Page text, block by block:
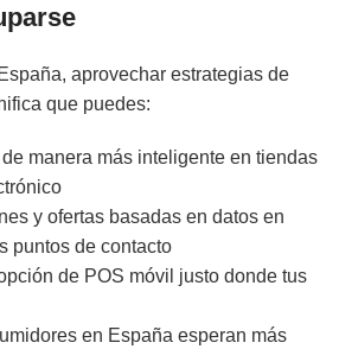
aprovechar estrategias de
que puedes:
manera más inteligente en tiendas
y ofertas basadas en datos en
puntos de contacto
de POS móvil justo donde tus
en España esperan más